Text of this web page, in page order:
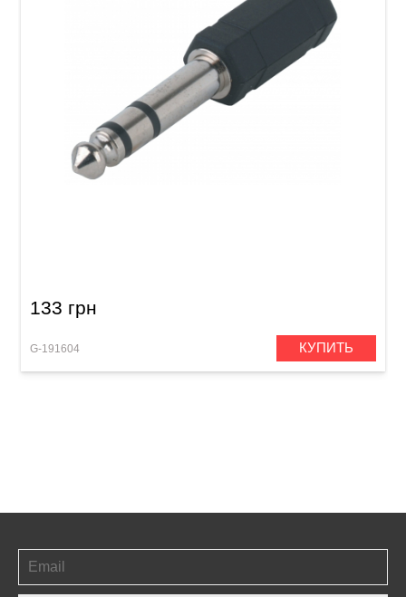
133 грн
G-191604 КУПИТЬ